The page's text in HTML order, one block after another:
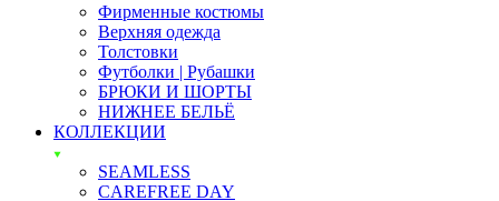
Фирменные костюмы
Верхняя одежда
Толстовки
Футболки | Рубашки
БРЮКИ И ШОРТЫ
НИЖНЕЕ БЕЛЬЁ
КОЛЛЕКЦИИ
SEAMLESS
CAREFREE DAY